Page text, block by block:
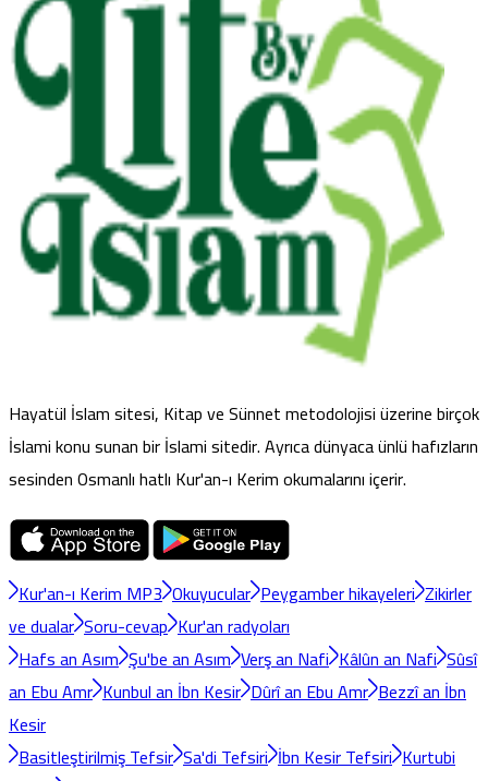
Hayatül İslam sitesi, Kitap ve Sünnet metodolojisi üzerine birçok
İslami konu sunan bir İslami sitedir. Ayrıca dünyaca ünlü hafızların
sesinden Osmanlı hatlı Kur'an-ı Kerim okumalarını içerir.
Kur'an-ı Kerim MP3 Okuyucular Peygamber hikayeleri Zikirler
ve dualar Soru-cevap Kur'an radyoları
Hafs an Asım Şu'be an Asım Verş an Nafi Kâlûn an Nafi Sûsî
an Ebu Amr Kunbul an İbn Kesir Dûrî an Ebu Amr Bezzî an İbn
Kesir
Basitleştirilmiş Tefsir Sa'di Tefsiri İbn Kesir Tefsiri Kurtubi